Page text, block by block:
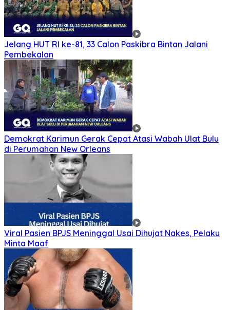
Jelang HUT RI ke-81, 33 Calon Paskibra Bintan Jalani
Pembekalan
Demokrat Karimun Gerak Cepat Atasi Wabah Ulat Bulu
di Perumahan New Orleans
Viral Pasien BPJS Meninggal Usai Dihujat Nakes, Pelaku
Minta Maaf